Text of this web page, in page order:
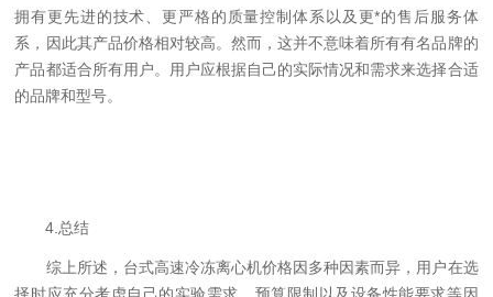
拥有更先进的技术、更严格的质量控制体系以及更*的售后服务体
系，因此其产品价格相对较高。然而，这并不意味着所有有名品牌的
产品都适合所有用户。用户应根据自己的实际情况和需求来选择合适
的品牌和型号。
4.总结
综上所述，台式高速冷冻离心机价格因多种因素而异，用户在选